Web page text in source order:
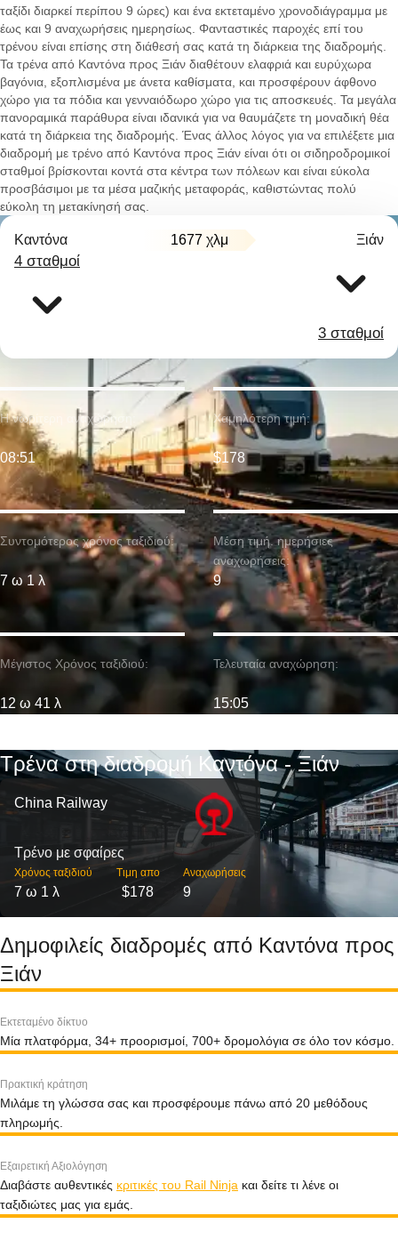
ταξίδι διαρκεί περίπου 9 ώρες) και ένα εκτεταμένο χρονοδιάγραμμα με
έως και 9 αναχωρήσεις ημερησίως. Φανταστικές παροχές επί του
τρένου είναι επίσης στη διάθεσή σας κατά τη διάρκεια της διαδρομής.
Τα τρένα από Καντόνα προς Ξιάν διαθέτουν ελαφριά και ευρύχωρα
βαγόνια, εξοπλισμένα με άνετα καθίσματα, και προσφέρουν άφθονο
χώρο για τα πόδια και γενναιόδωρο χώρο για τις αποσκευές. Τα μεγάλα
πανοραμικά παράθυρα είναι ιδανικά για να θαυμάζετε τη μοναδική θέα
κατά τη διάρκεια της διαδρομής. Ένας άλλος λόγος για να επιλέξετε μια
διαδρομή με τρένο από Καντόνα προς Ξιάν είναι ότι οι σιδηροδρομικοί
σταθμοί βρίσκονται κοντά στα κέντρα των πόλεων και είναι εύκολα
προσβάσιμοι με τα μέσα μαζικής μεταφοράς, καθιστώντας πολύ
εύκολη τη μετακίνησή σας.
Καντόνα 1677 χλμ Ξιάν
4 σταθμοί
3 σταθμοί
Συντομότερος χρόνος ταξιδιού:
7 ω 1 λ
Η νωρίτερη αναχώρηση:
08:51
Μέγιστος Χρόνος ταξιδιού:
12 ω 41 λ
Χαμηλότερη τιμή:
$178
Μέση τιμή. ημερήσιες
αναχωρήσεις:
9
Τελευταία αναχώρηση:
15:05
Τρένα στη διαδρομή Καντόνα - Ξιάν
China Railway
Τρένο με σφαίρες
Χρόνος ταξιδιού
7 ω 1 λ
Τιμη απο
$178
Αναχωρήσεις
9
Δημοφιλείς διαδρομές από Καντόνα προς
Ξιάν
Εκτεταμένο δίκτυο
Μία πλατφόρμα, 34+ προορισμοί, 700+ δρομολόγια σε όλο τον κόσμο.
Πρακτική κράτηση
Μιλάμε τη γλώσσα σας και προσφέρουμε πάνω από 20 μεθόδους
πληρωμής.
Εξαιρετική Αξιολόγηση
Διαβάστε αυθεντικές κριτικές του Rail Ninja και δείτε τι λένε οι
ταξιδιώτες μας για εμάς.